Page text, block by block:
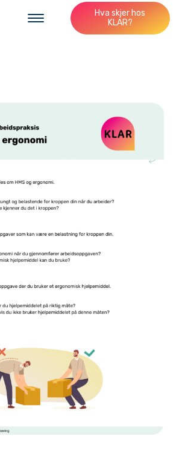
Hva skjer hos
KLAR?